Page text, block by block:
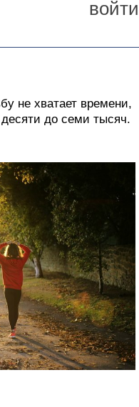
войти
не хватает времени,
до семи тысяч.